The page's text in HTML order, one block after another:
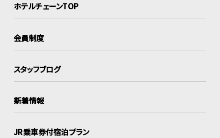
ホテルチェーンTOP
会員制度
スタッフブログ
新着情報
JR乗車券付宿泊プラン